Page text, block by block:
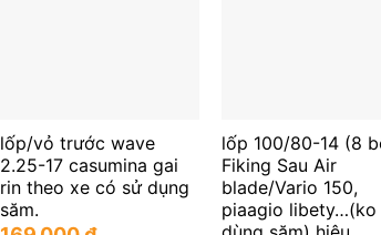
lốp/vỏ trước wave
2.25-17 casumina gai
rin theo xe có sử dụng
săm.
lốp 100/80-14 (8
Fiking Sau Air
blade/Vario 150,
piaagio libety…(ko